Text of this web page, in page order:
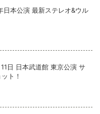
国シェフィールド公演 完
公演 FHD 完全収録！
イツ W.O.A. 公演 FHD 完
州 2公演 SBD 完全収録！
本公演 最新ステレオ&ウル
日 日本武道館 東京公演 サ
ト！